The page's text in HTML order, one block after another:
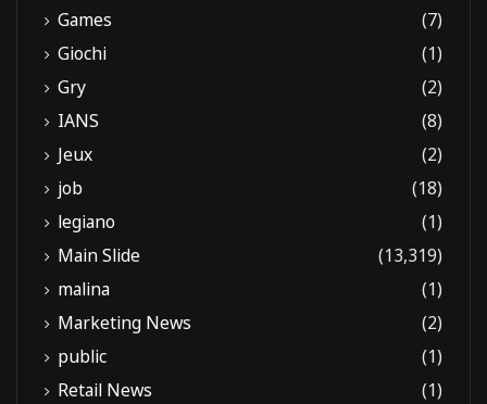
Games
(7)
Giochi
(1)
Gry
(2)
IANS
(8)
Jeux
(2)
job
(18)
legiano
(1)
Main Slide
(13,319)
malina
(1)
Marketing News
(2)
public
(1)
Retail News
(1)